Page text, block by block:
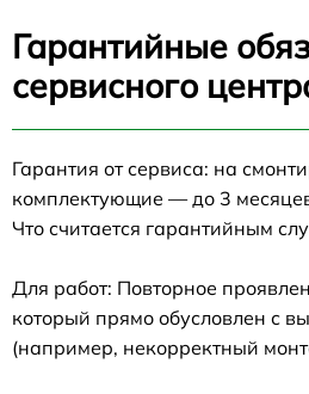
Гарантийные
сервисного
Гарантия от сервиса: на
комплектующие — до 3
Что считается гарантийным
Для работ: Повторное
который прямо обусловлен с
(например, некорректный